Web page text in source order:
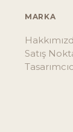
MARKA
Satış